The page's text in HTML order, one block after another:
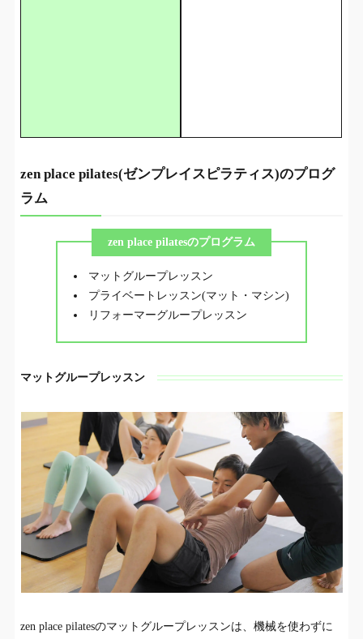
zen place pilates(ゼンプレイスピラティス)のプログ
ラム
zen place pilatesのプログラム
マットグループレッスン
プライベートレッスン(マット・マシン)
リフォーマーグループレッスン
マットグループレッスン
zen place pilatesのマットグループレッスンは、機械を使わずに